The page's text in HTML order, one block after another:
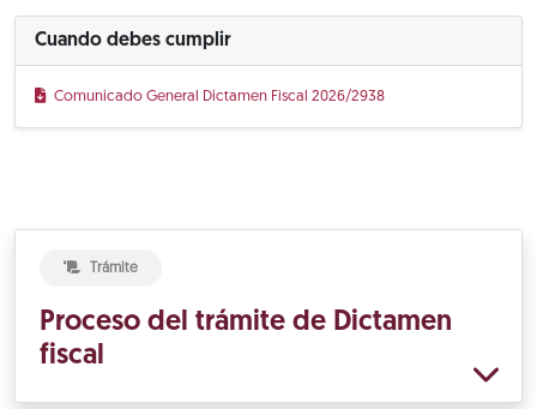
Cuando debes cumplir
Comunicado General Dictamen Fiscal 2026/2938
Trámite
Proceso del trámite de Dictamen
fiscal